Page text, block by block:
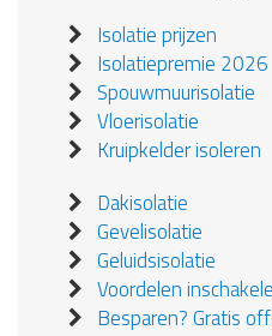
Isolatie prijzen
Isolatiepremie 2026
Spouwmuurisolatie
Vloerisolatie
Kruipkelder isoleren
Dakisolatie
Gevelisolatie
Geluidsisolatie
Voordelen
Besparen? Gratis